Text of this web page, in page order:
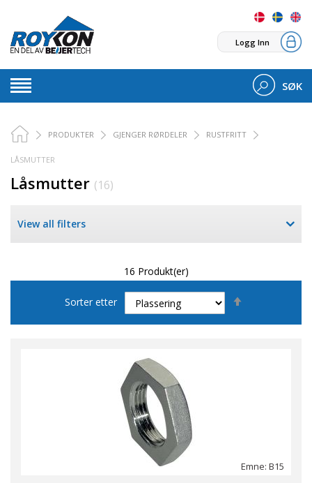
Logg Inn
SØK
PRODUKTER GJENGER RØRDELER RUSTFRITT
LÅSMUTTER
Låsmutter (16)
View all filters
16 Produkt(er)
Sorter etter
Emne: B15